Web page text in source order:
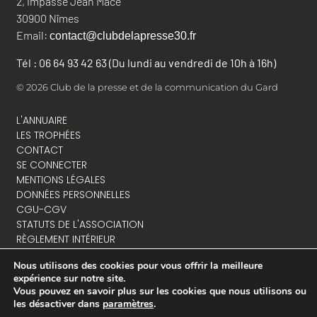
30900 Nîmes
Email: contact@clubdelapresse30.fr
Tél : 06 64 93 42 63 (Du lundi au vendredi de 10h à 16h)
© 2026 Club de la presse et de la communication du Gard
L'ANNUAIRE
LES TROPHÉES
CONTACT
SE CONNECTER
MENTIONS LÉGALES
DONNÉES PERSONNELLES
CGU-CGV
STATUTS DE L'ASSOCIATION
RÈGLEMENT INTÉRIEUR
NOUS CONTACTER
Nous utilisons des cookies pour vous offrir la meilleure
expérience sur notre site.
Vous pouvez en savoir plus sur les cookies que nous utilisons ou
les désactiver dans paramètres.